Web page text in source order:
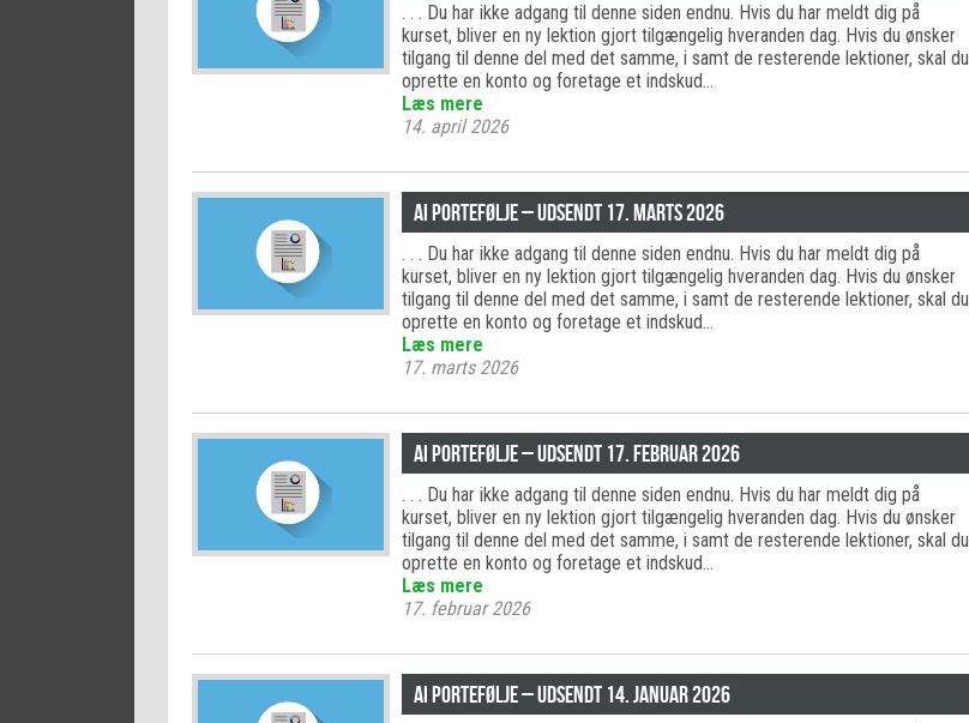
. . . Du har ikke adgang til denne siden endnu. Hvis du har meldt dig på
kurset, bliver en ny lektion gjort tilgængelig hveranden dag. Hvis du ønsker
tilgang til denne del med det samme, i samt de resterende lektioner, skal du
oprette en konto og foretage et indskud…
Læs mere
14. april 2026
AI PORTEFØLJE – udsendt 17. marts 2026
. . . Du har ikke adgang til denne siden endnu. Hvis du har meldt dig på
kurset, bliver en ny lektion gjort tilgængelig hveranden dag. Hvis du ønsker
tilgang til denne del med det samme, i samt de resterende lektioner, skal du
oprette en konto og foretage et indskud…
Læs mere
17. marts 2026
AI PORTEFØLJE – udsendt 17. februar 2026
. . . Du har ikke adgang til denne siden endnu. Hvis du har meldt dig på
kurset, bliver en ny lektion gjort tilgængelig hveranden dag. Hvis du ønsker
tilgang til denne del med det samme, i samt de resterende lektioner, skal du
oprette en konto og foretage et indskud…
Læs mere
17. februar 2026
AI PORTEFØLJE – udsendt 14. januar 2026